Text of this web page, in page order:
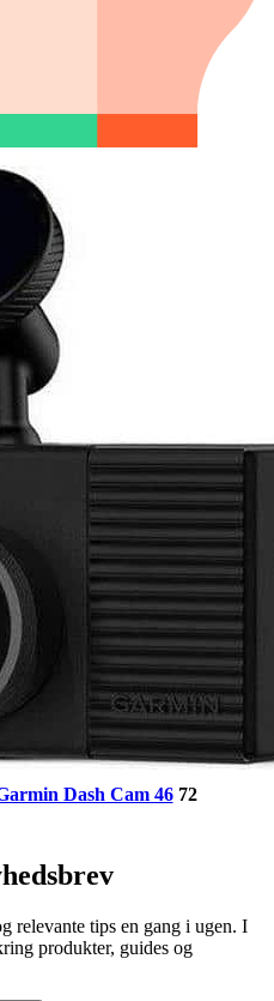
Dash Cam 46 72
relevante tips en gang i ugen. I
produkter, guides og